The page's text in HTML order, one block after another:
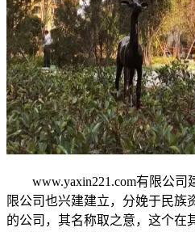
www.yaxin221.com有限公司
限公司也兴建建立，分娩于民族
的公司，其名称取之意，这个在